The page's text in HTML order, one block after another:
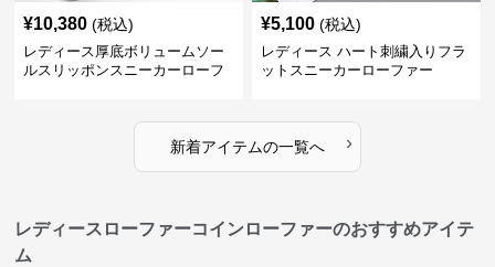
¥10,380 (税込)
レディース厚底ボリュームソー
ルスリッポンスニーカーローフ
¥5,100 (税込)
レディース ハート刺繍入りフラ
ットスニーカーローファー
新着アイテムの一覧へ ›
レディースローファーコインローファーのおすすめアイテ
ム